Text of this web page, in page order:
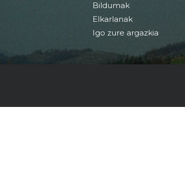
Bildumak
Elkarlanak
Igo zure argazkia